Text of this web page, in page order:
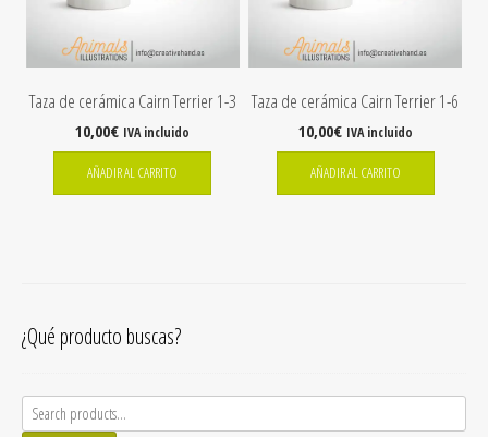
Taza de cerámica Cairn Terrier 1-3
10,00€ IVA incluido
AÑADIR AL CARRITO
Taza de cerámica Cairn Terrier 1-6
10,00€ IVA incluido
AÑADIR AL CARRITO
¿Qué producto buscas?
Search
for: